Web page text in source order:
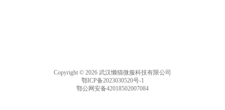
Copyright © 2026 武汉懒猫微服科技有限公司
鄂ICP备2023030520号-1
鄂公网安备42018502007084